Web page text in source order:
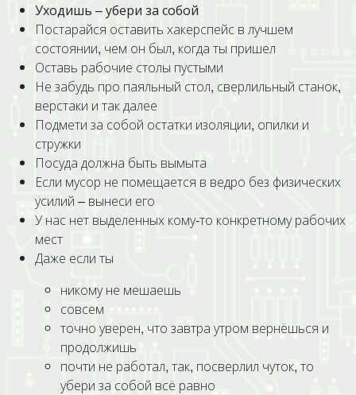
Уходишь – убери за собой
Постарайся оставить хакерспейс в лучшем
состоянии, чем он был, когда ты пришел
Оставь рабочие столы пустыми
Не забудь про паяльный стол, сверлильный станок,
верстаки и так далее
Подмети за собой остатки изоляции, опилки и
стружки
Посуда должна быть вымыта
Если мусор не помещается в ведро без физических
усилий – вынеси его
У нас нет выделенных кому-то конкретному рабочих
мест
Даже если ты
никому не мешаешь
совсем
точно уверен, что завтра утром вернёшься и
продолжишь
почти не работал, так, посверлил чуток, то
убери за собой всё равно